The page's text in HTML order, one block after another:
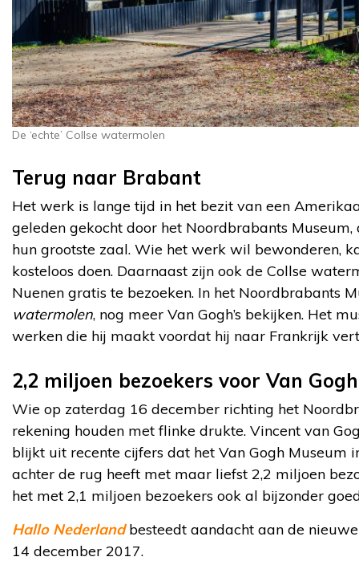
De ‘echte’ Collse watermolen
Terug naar Brabant
Het werk is lange tijd in het bezit van een
geleden gekocht door het Noordbrabants
hun grootste zaal. Wie het werk wil bewonderen,
kosteloos doen. Daarnaast zijn ook de Collse
Nuenen gratis te bezoeken. In het Noordbrabants
watermolen, nog meer Van Gogh’s bekijken. Het
werken die hij maakt voordat hij naar Frankrijk
2,2 miljoen bezoekers voor Van Gogh
Wie op zaterdag 16 december richting het
rekening houden met flinke drukte. Vincent van
blijkt uit recente cijfers dat het Van Gogh Museum
achter de rug heeft met maar liefst 2,2 miljoen
het met 2,1 miljoen bezoekers ook al bijzonder
Hallo Nederlandbesteedt aandacht aan de
14 december 2017.